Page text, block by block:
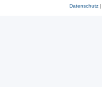
Datenschutz|